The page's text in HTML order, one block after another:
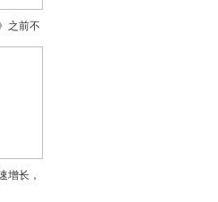
之前不
增长，